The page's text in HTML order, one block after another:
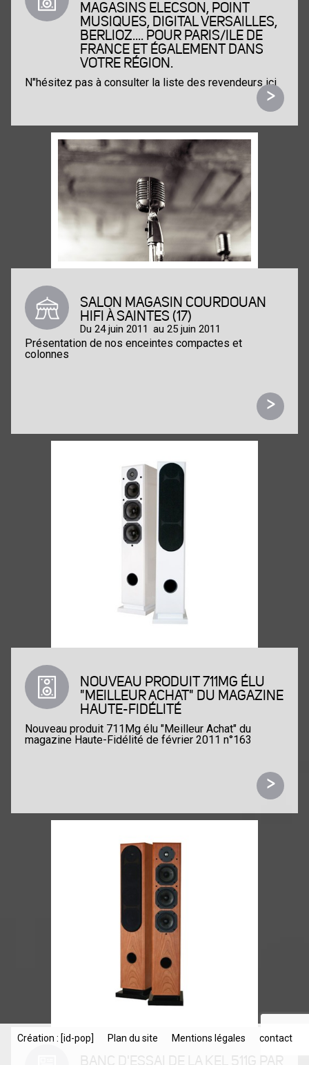
MAGASINS ELECSON, POINT
MUSIQUES, DIGITAL VERSAILLES,
BERLIOZ.... POUR PARIS/ILE DE
FRANCE ET ÉGALEMENT DANS
VOTRE RÉGION.
N"hésitez pas à consulter la liste des revendeurs ici
>
SALON MAGASIN COURDOUAN
HIFI À SAINTES (17)
Du 24 juin 2011 au 25 juin 2011
Présentation de nos enceintes compactes et
colonnes
>
NOUVEAU PRODUIT 711MG ÉLU
"MEILLEUR ACHAT" DU MAGAZINE
HAUTE-FIDÉLITÉ
Nouveau produit 711Mg élu "Meilleur Achat" du
magazine Haute-Fidélité de février 2011 n°163
>
Création : [id-pop] Plan du site Mentions légales contact